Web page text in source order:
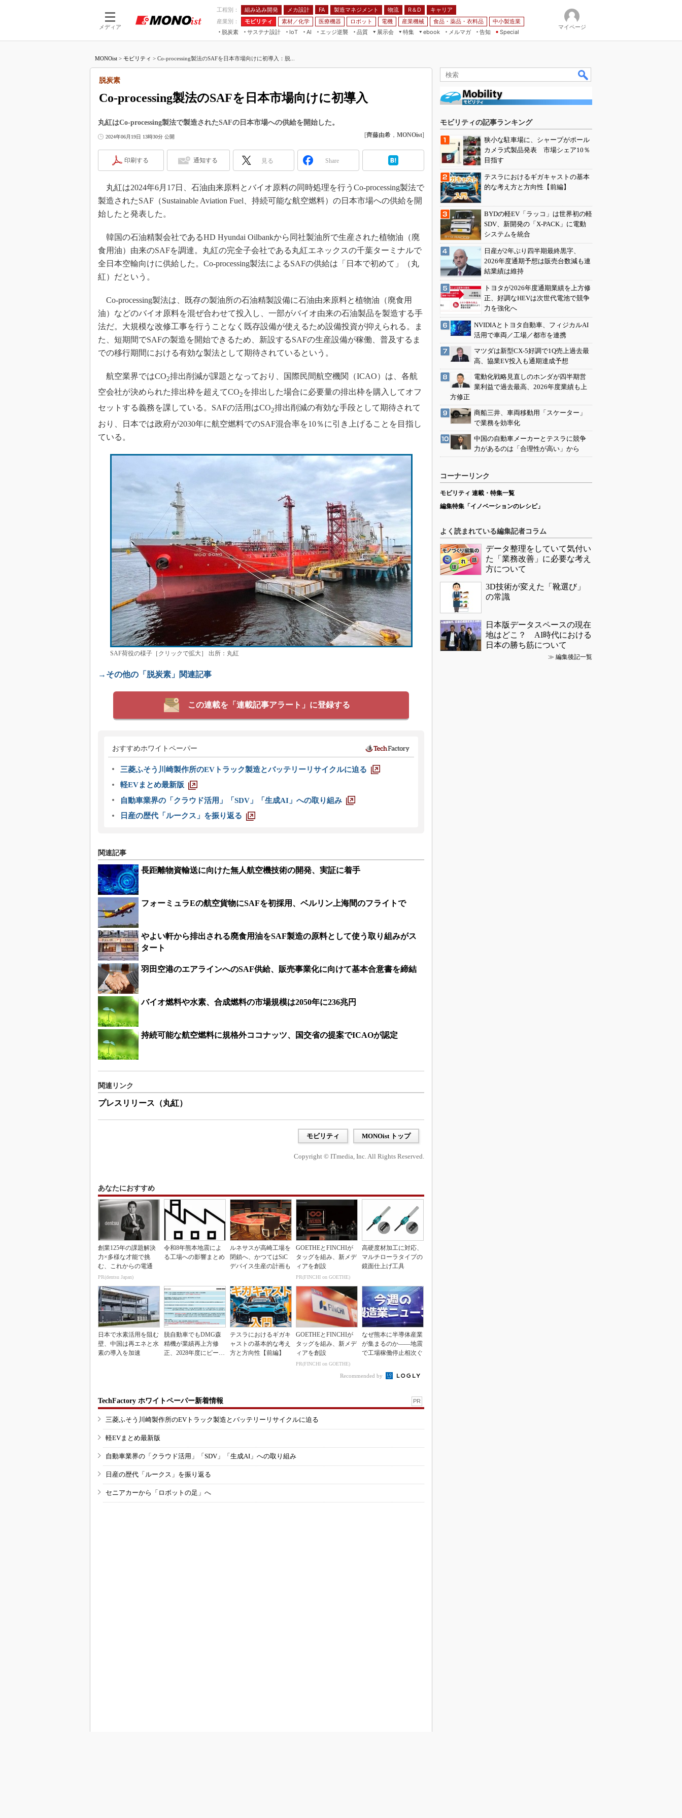
メディア
工程別： 組み込み開発 メカ設計 FA 製造マネジメント 物流 R＆D
キャリア
産業別：
モビリティ 素材／化学 医療機器 ロボット 電機 産業機械 食品・薬品・衣料品
中小製造業
脱炭素
サステナ設計
IoT
つながる工場
AI
AI×設備保全
エッジ逆襲 品質
展示会
JIMTOF
IIFES
ジャパンモビリティショー
EdgeTech+
日本ものづくりワールド
産業オープンネット展
特集
フィールドサービス
FPGA
車載ソフト開発
ISO26262
デジタルツインとCAE
S＆OP
製造業ビッグデータ
メイドインジャパン
植物工場
知財マネジメント
海外生産
グローバル設計・開発
制御セキュリティ
新型コロナへの対応
ebook
素材／化学
メルマガ
告知 Special
マイページ
MONOist > モビリティ > Co-processing製法のSAFを日本市場向けに初導入：脱...
Co-processing製法のSAFを日本市場向けに初導入
脱炭素
丸紅はCo-processing製法で製造されたSAFの日本市場への供給を開始した。
2024年06月19日 13時30分 公開 [齊藤由希 ， MONOist]
印刷する 通知する 見る Share
丸紅は2024年6月17日、石油由来原料とバイオ原料の同時処理を行うCo-processing製法で
製造されたSAF（Sustainable Aviation Fuel、持続可能な航空燃料）の日本市場への供給を開
始したと発表した。
韓国の石油精製会社であるHD Hyundai Oilbankから同社製油所で生産された植物油（廃
食用油）由来のSAFを調達。丸紅の完全子会社である丸紅エネックスの千葉ターミナルで
全日本空輸向けに供給した。Co-processing製法によるSAFの供給は「日本で初めて」（丸
紅）だという。
Co-processing製法は、既存の製油所の石油精製設備に石油由来原料と植物油（廃食用
油）などのバイオ原料を混ぜ合わせて投入し、一部がバイオ由来の石油製品を製造する手
法だ。大規模な改修工事を行うことなく既存設備が使えるため設備投資が抑えられる。ま
た、短期間でSAFの製造を開始できるため、新設するSAFの生産設備が稼働、普及するま
での移行期間における有効な製法として期待されているという。
航空業界ではCO2排出削減が課題となっており、国際民間航空機関（ICAO）は、各航
空会社が決められた排出枠を超えてCO2 を排出した場合に必要量の排出枠を購入してオフ
セットする義務を課している。SAFの活用はCO2排出削減の有効な手段として期待されて
おり、日本では政府が2030年に航空燃料でのSAF混合率を10％に引き上げることを目指し
ている。
SAF荷役の様子［クリックで拡大］ 出所：丸紅
→その他の「脱炭素」関連記事
この連載を「連載記事アラート」に登録する
おすすめホワイトペーパー
三菱ふそう川崎製作所のEVトラック製造とバッテリーリサイクルに迫る
軽EVまとめ最新版
自動車業界の「クラウド活用」「SDV」「生成AI」への取り組み
日産の歴代「ルークス」を振り返る
関連記事
長距離物資輸送に向けた無人航空機技術の開発、実証に着手
フォーミュラEの航空貨物にSAFを初採用、ベルリン上海間のフライトで
やよい軒から排出される廃食用油をSAF製造の原料として使う取り組みがス
タート
羽田空港のエアラインへのSAF供給、販売事業化に向けて基本合意書を締結
バイオ燃料や水素、合成燃料の市場規模は2050年に236兆円
持続可能な航空燃料に規格外ココナッツ、国交省の提案でICAOが認定
関連リンク
プレスリリース（丸紅）
モビリティ MONOist トップ
Copyright © ITmedia, Inc. All Rights Reserved.
あなたにおすすめ
創業125年の課題解決
力×多様な才能で挑
む、これからの電通
PR(dentsu Japan)
令和8年熊本地震によ
る工場への影響まとめ
ルネサスが高崎工場を
閉鎖へ、かつてはSiC
デバイス生産の計画も
GOETHEとFINCHIが
タッグを組み、新メデ
ィアを創設
PR(FINCHI on GOETHE)
高硬度材加工に対応、
マルチローラタイプの
鏡面仕上げ工具
日本で水素活用を阻む
壁、中国は再エネと水
素の導入を加速
脱自動車でもDMG森
精機が業績再上方修
正、2028年度にピーク
テスラにおけるギガキ
ャストの基本的な考え
方と方向性【前編】
GOETHEとFINCHIが
タッグを組み、新メデ
ィアを創設
PR(FINCHI on GOETHE)
なぜ熊本に半導体産業
が集まるのか――地震
で工場稼働停止相次ぐ
Recommended by
TechFactory ホワイトペーパー新着情報 PR
三菱ふそう川崎製作所のEVトラック製造とバッテリーリサイクルに迫る
軽EVまとめ最新版
自動車業界の「クラウド活用」「SDV」「生成AI」への取り組み
日産の歴代「ルークス」を振り返る
セニアカーから「ロボットの足」へ
モビリティの記事ランキング
狭小な駐車場に、シャープがポール
カメラ式製品発表 市場シェア10％
目指す
テスラにおけるギガキャストの基本
的な考え方と方向性【前編】
BYDの軽EV「ラッコ」は世界初の軽
SDV、新開発の「X-PACK」に電動
システムを統合
日産が2年ぶり四半期最終黒字、
2026年度通期予想は販売台数減も連
結業績は維持
トヨタが2026年度通期業績を上方修
正、好調なHEVは次世代電池で競争
力を強化へ
NVIDIAとトヨタ自動車、フィジカルAI
活用で車両／工場／都市を連携
マツダは新型CX-5好調で1Q売上過去最
高、協業EV投入も通期達成予想
電動化戦略見直しのホンダが四半期営
業利益で過去最高、2026年度業績も上
方修正
商船三井、車両移動用「スケーター」
で業務を効率化
中国の自動車メーカーとテスラに競争
力があるのは「合理性が高い」から
コーナーリンク
モビリティ 連載・特集一覧
編集特集「イノベーションのレシピ」
よく読まれている編集記者コラム
データ整理をしていて気付い
た「業務改善」に必要な考え
方について
3D技術が変えた「靴選び」
の常識
日本版データスペースの現在
地はどこ？ AI時代における
日本の勝ち筋について
≫ 編集後記一覧